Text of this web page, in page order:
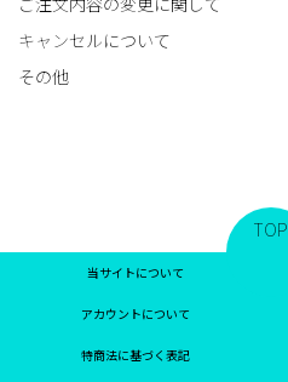
キャンセルについて
その他
TOP
当サイトについて
アカウントについて
特商法に基づく表記